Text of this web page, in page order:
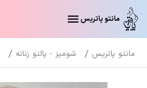
مانتو پاتریس
مانتو پاتریس شومیز - پالتو زنانه